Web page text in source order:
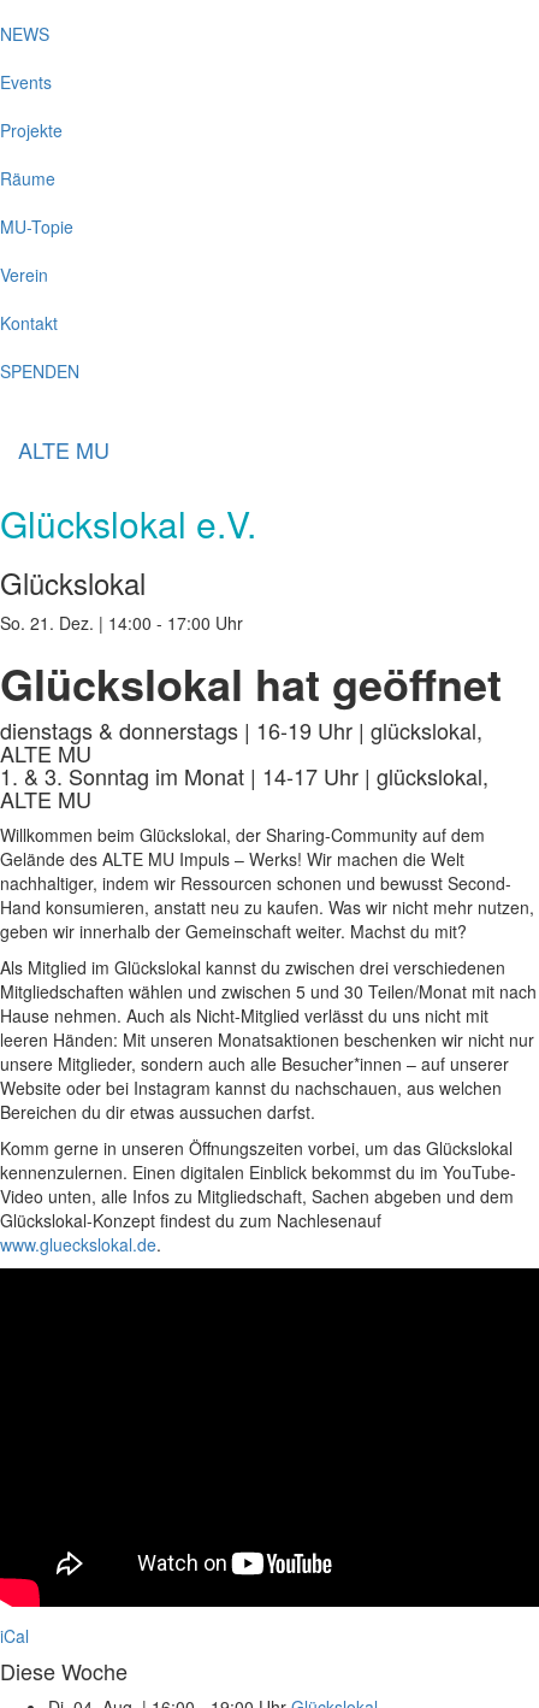
NEWS
Events
Projekte
Räume
MU-Topie
Verein
Kontakt
SPENDEN
ALTE MU
Glückslokal e.V.
Glückslokal
So. 21. Dez. | 14:00 - 17:00 Uhr
Glückslokal hat geöffnet
dienstags & donnerstags | 16-19 Uhr | glückslokal,
ALTE MU
1. & 3. Sonntag im Monat | 14-17 Uhr | glückslokal,
ALTE MU
Willkommen beim Glückslokal, der Sharing-Community auf dem
Gelände des ALTE MU Impuls – Werks! Wir machen die Welt
nachhaltiger, indem wir Ressourcen schonen und bewusst Second-
Hand konsumieren, anstatt neu zu kaufen. Was wir nicht mehr nutzen,
geben wir innerhalb der Gemeinschaft weiter. Machst du mit?
Als Mitglied im Glückslokal kannst du zwischen drei verschiedenen
Mitgliedschaften wählen und zwischen 5 und 30 Teilen/Monat mit nach
Hause nehmen. Auch als Nicht-Mitglied verlässt du uns nicht mit
leeren Händen: Mit unseren Monatsaktionen beschenken wir nicht nur
unsere Mitglieder, sondern auch alle Besucher*innen – auf unserer
Website oder bei Instagram kannst du nachschauen, aus welchen
Bereichen du dir etwas aussuchen darfst.
Komm gerne in unseren Öffnungszeiten vorbei, um das Glückslokal
kennenzulernen. Einen digitalen Einblick bekommst du im YouTube-
Video unten, alle Infos zu Mitgliedschaft, Sachen abgeben und dem
Glückslokal-Konzept findest du zum Nachlesenauf
www.glueckslokal.de.
iCal
Diese Woche